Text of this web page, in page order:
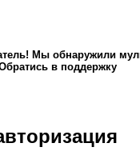
Мы обнаружили
в поддержку